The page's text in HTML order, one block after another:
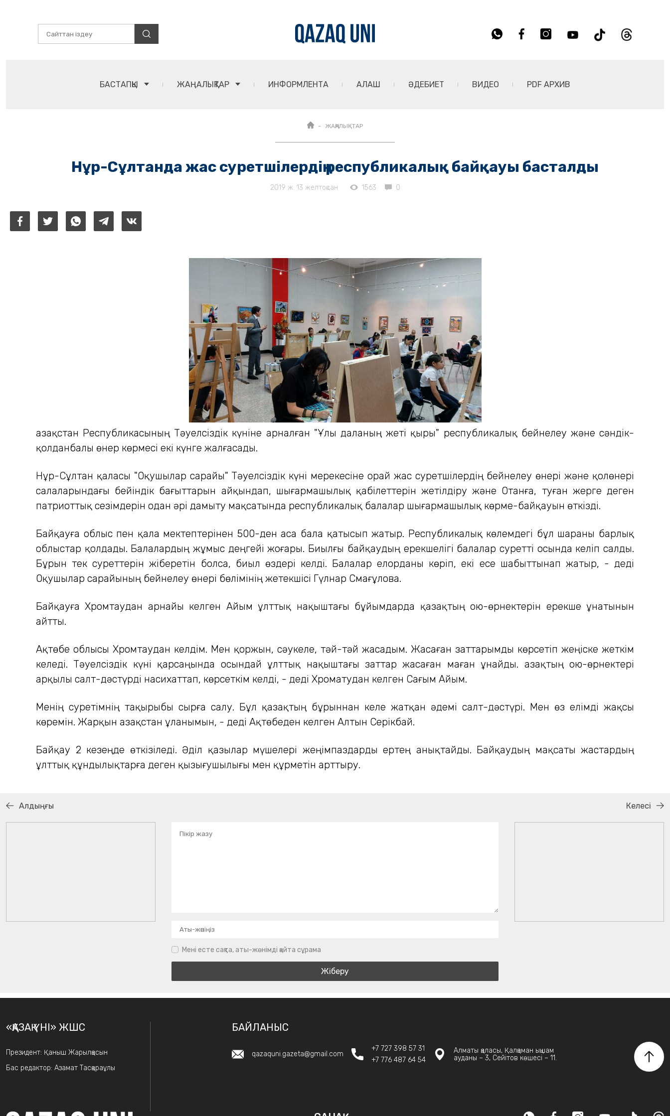
БАСТАПҚЫ ЖАҢАЛЫҚТАР ИНФОРМЛЕНТА АЛАШ ӘДЕБИЕТ ВИДЕО PDF АРХИВ
ЖАҢАЛЫҚТАР
Нұр-Сұлтанда жас суретшілердің республикалық байқауы басталды
2019 ж. 13 желтоқсан 1563 0
Қазақстан Республикасының Тәуелсіздік күніне арналған "Ұлы даланың жеті қыры" республикалық бейнелеу және сәндік-
қолданбалы өнер көрмесі екі күнге жалғасады.
Нұр-Сұлтан қаласы "Оқушылар сарайы" Тәуелсіздік күні мерекесіне орай жас суретшілердің бейнелеу өнері және қолөнері
салаларындағы бейіндік бағыттарын айқындап, шығармашылық қабілеттерін жетілдіру және Отанға, туған жерге деген
патриоттық сезімдерін одан әрі дамыту мақсатында республикалық балалар шығармашылық көрме-байқауын өткізді.
Байқауға облыс пен қала мектептерінен 500-ден аса бала қатысып жатыр. Республикалық көлемдегі бұл шараны барлық
облыстар қолдады. Балалардың жұмыс деңгейі жоғары. Биылғы байқаудың ерекшелігі балалар суретті осында келіп салды.
Бұрын тек суреттерін жіберетін болса, биыл өздері келді. Балалар елорданы көріп, екі есе шабыттынап жатыр, - деді
Оқушылар сарайының бейнелеу өнері бөлімінің жетекшісі Гүлнар Смағұлова.
Байқауға Хромтаудан арнайы келген Айым ұлттық нақыштағы бұйымдарда қазақтың ою-өрнектерін ерекше ұнатынын
айтты.
Ақтөбе облысы Хромтаудан келдім. Мен қоржын, сәукеле, тәй-тәй жасадым. Жасаған заттарымды көрсетіп жеңіске жеткім
келеді. Тәуелсіздік күні қарсаңында осындай ұлттық нақыштағы заттар жасаған маған ұнайды. Қазақтың ою-өрнектері
арқылы салт-дәстүрді насихаттап, көрсеткім келді, - деді Хроматудан келген Сағым Айым.
Менің суретімнің тақырыбы сырға салу. Бұл қазақтың бұрыннан келе жатқан әдемі салт-дәстүрі. Мен өз елімді жақсы
көремін. Жарқын Қазақстан ұланымын, - деді Ақтөбеден келген Алтын Серікбай.
Байқау 2 кезеңде өткізіледі. Әділ қазылар мүшелері жеңімпаздарды ертең анықтайды. Байқаудың мақсаты жастардың
ұлттық құндылықтарға деген қызығушылығы мен құрметін арттыру.
Алдыңғы Келесі
Мені есте сақта, аты-жөнімді қайта сұрама
«ҚАЗАҚ ҮНІ» ЖШС
Президент: Қаныш Жарылқасын
Бас редактор: Азамат Тасқараұлы
БАЙЛАНЫС
qazaquni.gazeta@gmail.com
+7 727 398 57 31
+7 776 487 64 54
Алматы қаласы, Қалқаман ықшам
ауданы – 3, Сейітов көшесі – 11.